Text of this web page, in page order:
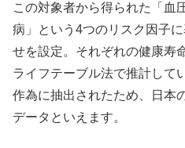
この対象者から得られた「血
病」という4つのリスク因子
せを設定。それぞれの健康寿
ライフテーブル法で推計して
作為に抽出されたため、日本
データといえます。